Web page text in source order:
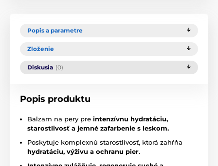
Popis a parametre
Zloženie
Diskusia (0)
Popis produktu
Balzam na pery pre intenzívnu hydratáciu,
starostlivosť a jemné zafarbenie s leskom.
Poskytuje komplexnú starostlivosť, ktorá zahŕňa
hydratáciu, výživu a ochranu pier.